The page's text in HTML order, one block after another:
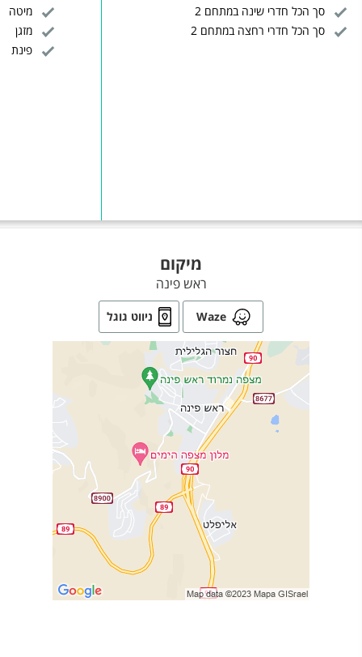
סך הכל חדרי שינה במתחם 2
סך הכל חדרי רחצה במתחם 2
מיטה
מזגן
פינת
מיקום
ראש פינה
Waze ניווט גוגל